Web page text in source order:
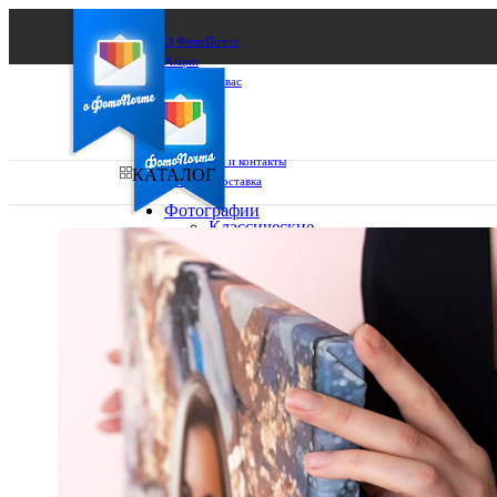
О ФотоПочте
Акции
Сделаем за вас
Бизнесу
FAQ
Франшиза
Поддержка и контакты
Оплата и доставка
Ваш город:
Ваш регион доставки
Выберите из списка:
КАТАЛОГ
Фотографии
Классические
10х15
13х18
15х15
15х20
20х20
20х30
30х30
30х40
А4
Фото